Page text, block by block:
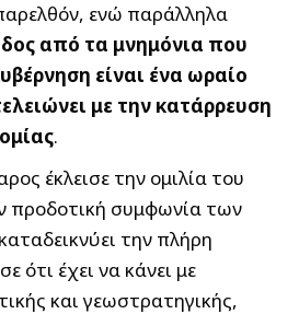
ενώ παράλληλα
από τα μνημόνια που
είναι ένα ωραίο
με την κατάρρευση
.
έκλεισε την ομιλία του
προδοτική συμφωνία των
την πλήρη
ότι έχει να κάνει με
και γεωστρατηγικής,